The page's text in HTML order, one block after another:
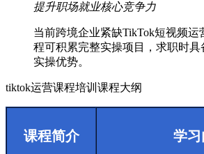
提升职场就业核心竞争力
当前跨境企业紧缺TikTok短视频
程可积累完整实操项目，求职时
实操优势。
tiktok运营课程培训课程大纲
课程简介 学